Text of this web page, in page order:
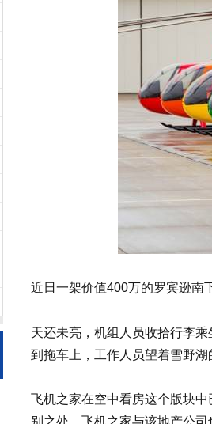
近日一架价值400万的罗宾逊南
天还未亮，机组人员收拾行李
到拖车上，工作人员望着雪野
飞机之家在空中看房这个版块